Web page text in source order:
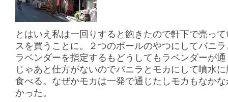
とはいえ私は一回りすると飽きたので軒下で売っ
スを買うことに。２つのボールのやつにしてバニ
ラベンダーを指定するもどうしてもラベンダーが
じゃあと仕方がないのでバニラとモカにして噴水
食べる。なぜかモカは一発で通じたしモカもなか
かった。